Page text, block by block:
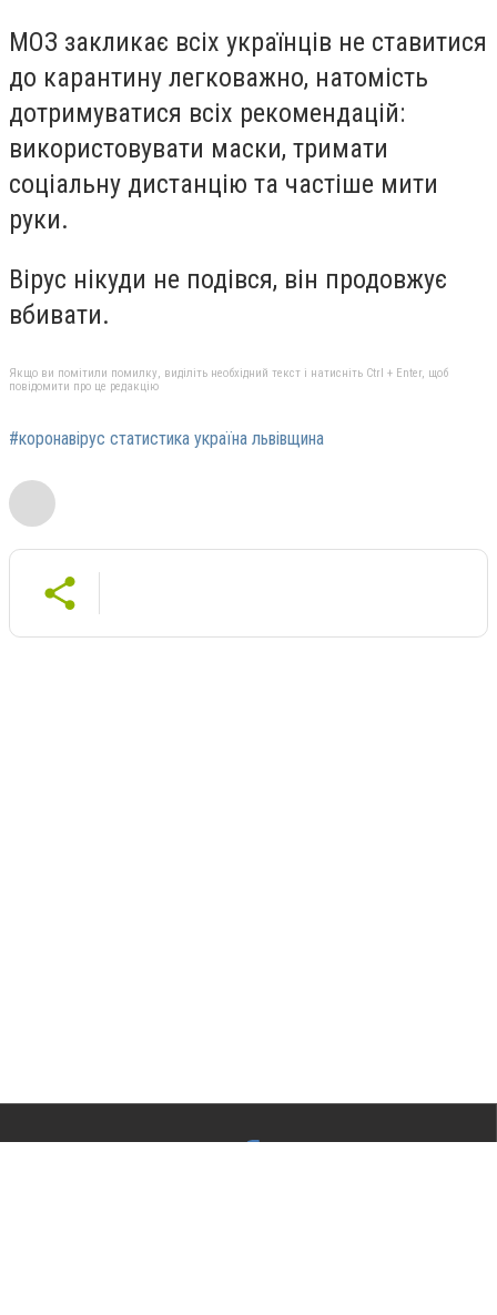
МОЗ закликає всіх українців не ставитися
до карантину легковажно, натомість
дотримуватися всіх рекомендацій:
використовувати маски, тримати
соціальну дистанцію та частіше мити
руки.
Вірус нікуди не подівся, він продовжує
вбивати.
Якщо ви помітили помилку, виділіть необхідний текст і натисніть Ctrl + Enter, щоб
повідомити про це редакцію
#коронавірус статистика україна львівщина